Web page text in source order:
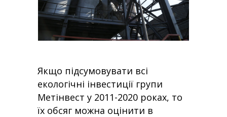
Якщо підсумовувати всі
екологічні інвестиції групи
Метінвест у 2011-2020 роках, то
їх обсяг можна оцінити в